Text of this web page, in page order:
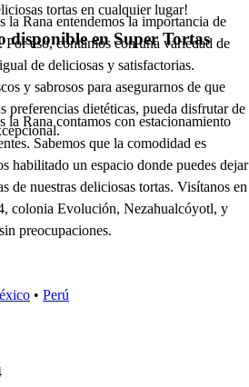
tortas en cualquier lugar!
la Rana entendemos la importancia de
eso, contamos con una variedad de
de deliciosas y satisfactorias.
y sabrosos para asegurarnos de que
preferencias dietéticas, pueda disfrutar de
disponible en Super Tortas
la Rana contamos con estacionamiento
Sabemos que la comodidad es
habilitado un espacio donde puedes dejar
de nuestras deliciosas tortas. Visítanos en
colonia Evolución, Nezahualcóyotl, y
preocupaciones.
• Perú